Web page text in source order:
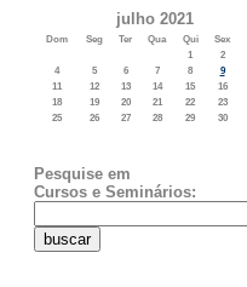
julho 2021
Dom Seg Ter Qua Qui Sex
1
2
4
5 6 7 8 9
11
12 13 14 15 16
18
19 20 21 22 23
25
26 27 28 29 30
Pesquise em
Cursos e Seminários: